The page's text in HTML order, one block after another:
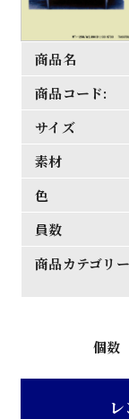
商品名
商品コード:
サイズ
素材
色
員数
商品カテゴリー
個数